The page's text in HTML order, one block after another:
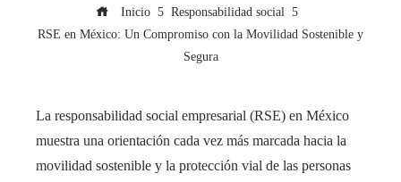
Inicio
Responsabilidad social
RSE en México: Un Compromiso con la Movilidad Sostenible y
Segura
La responsabilidad social empresarial (RSE) en México
muestra una orientación cada vez más marcada hacia la
movilidad sostenible y la protección vial de las personas